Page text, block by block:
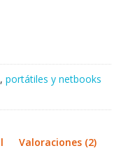
, portátiles y netbooks
Valoraciones (2)